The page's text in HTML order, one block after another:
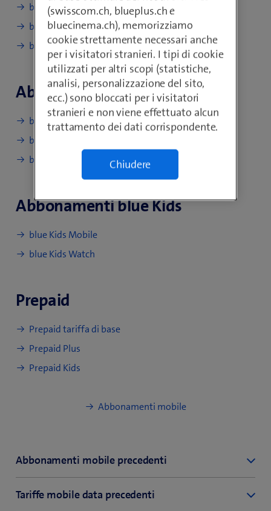
blue Mobile M
blue Mobile L
blue Mobile XL
Abbonamenti basic
basic Mobile XS
basic Mobile S
basic Mobile M
Abbonamenti blue Kids
blue Kids Mobile
blue Kids Watch
Prepaid
Prepaid tariffa di base
Prepaid Plus
Prepaid Kids
Abbonamenti mobile
Abbonamenti mobile precedenti
inOne mobile care
inOne mobile data XL
Tariffe mobile data precedenti
(swisscom.ch, blueplus.ch e
bluecinema.ch), memorizziamo
cookie strettamente necessari anche
per i visitatori stranieri. I tipi di cookie
utilizzati per altri scopi (statistiche,
analisi, personalizzazione del sito,
ecc.) sono bloccati per i visitatori
stranieri e non viene effettuato alcun
trattamento dei dati corrispondente.
Chiudere